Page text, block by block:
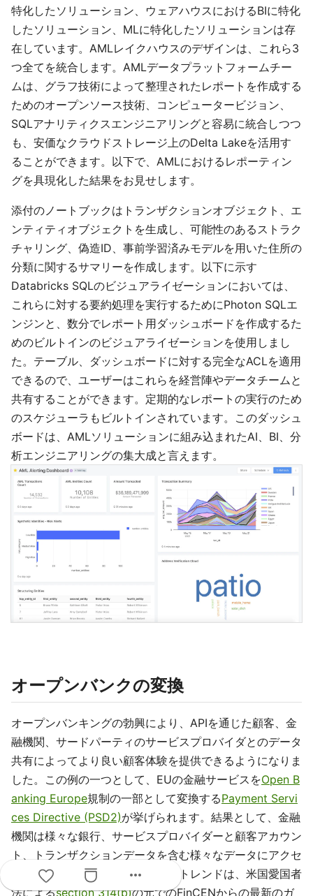
特化したソリューション、ウェアハウスにおけるBIに特化
したソリューション、MLに特化したソリューションは存
在しています。AMLレイクハウスのデザインは、これら3
つ全てを統合します。AMLデータプラットフォームチー
ムは、グラフ技術によって整理されたレポートを作成する
ためのオープンソース技術、コンピュータービジョン、
SQLアナリティクスエンジニアリングと容易に統合しつつ
も、安価なクラウドストレージ上のDelta Lakeを活用す
ることができます。以下で、AMLにおけるレポーティン
グを具現化した結果をお見せします。
添付のノートブックはトランザクションオブジェクト、エ
ンティティオブジェクトを生成し、可能性のあるストラク
チャリング、偽造ID、事前学習済みモデルを用いた住所の
分類に関するサマリーを作成します。以下に示す
Databricks SQLのビジュアライゼーションにおいては、
これらに対する要約処理を実行するためにPhoton SQLエ
ンジンと、数分でレポート用ダッシュボードを作成するた
めのビルトインのビジュアライゼーションを使用しまし
た。テーブル、ダッシュボードに対する完全なACLを適用
できるので、ユーザーはこれらを経営陣やデータチームと
共有することができます。定期的なレポートの実行のため
のスケジューラもビルトインされています。このダッシュ
ボードは、AMLソリューションに組み込まれたAI、BI、分
析エンジニアリングの集大成と言えます。
オープンバンクの変換
オープンバンキングの勃興により、APIを通じた顧客、金
融機関、サードパーティのサービスプロバイダとのデータ
共有によってより良い顧客体験を提供できるようになりま
した。この例の一つとして、EUの金融サービスをOpen B
anking Europe規制の一部として変換するPayment Servi
ces Directive (PSD2)が挙げられます。結果として、金融
機関は様々な銀行、サービスプロバイダーと顧客アカウン
ト、トランザクションデータを含む様々なデータにアクセ
スできるようになりました。このトレンドは、米国愛国者
法によるsection 314(b)の元でのFinCENからの最新のガ
more_horiz